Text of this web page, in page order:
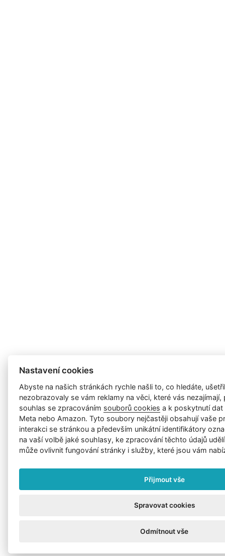
Nastavení cookies
Abyste na našich stránkách rychle našli to, co hledáte,
nezobrazovaly se vám reklamy na věci, které vás
souhlas se zpracováním souborů cookies a k poskytnutí
Meta nebo Amazon. Tyto soubory nejčastěji obsahují vaše
interakci se stránkou a především unikátní identifikátory
na vaší volbě jaké souhlasy, ke zpracování těchto údajů
může ovlivnit fungování stránky i služby, které jsou vám
Přijmout vše
Spravovat cookies
Odmítnout vše